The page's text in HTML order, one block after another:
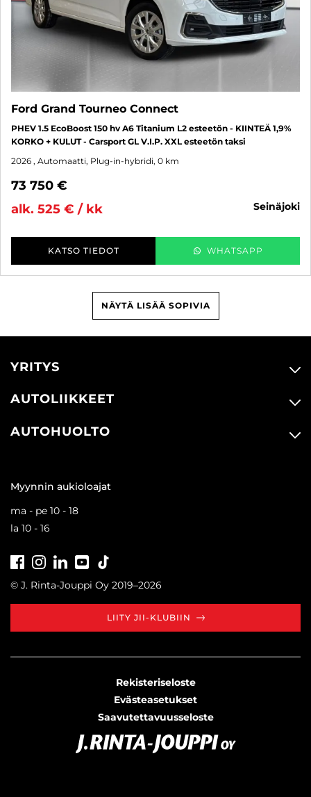
Ford Grand Tourneo Connect
PHEV 1.5 EcoBoost 150 hv A6 Titanium L2 esteetön - KIINTEÄ 1,9%
KORKO + KULUT - Carsport GL V.I.P. XXL esteetön taksi
2026 , Automaatti, Plug-in-hybridi, 0 km
73 750 €
alk. 525 € / kk
seinäjoki
KATSO TIEDOT WHATSAPP
NÄYTÄ LISÄÄ SOPIVIA
YRITYS
AUTOLIIKKEET
AUTOHUOLTO
Myynnin aukioloajat
ma - pe 10 - 18
la 10 - 16
FacebookInstagramLinkedInYoutube
© J. Rinta-Jouppi Oy 2019–2026
LIITY JII-KLUBIIN
Rekisteriseloste
Evästeasetukset
Saavutettavuusseloste